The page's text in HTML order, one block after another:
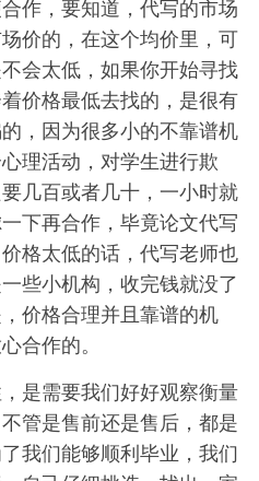
作，要知道，代写的市场
价的，在这个均价里，可
会太低，如果你开始寻找
价格最低去找的，是很有
，因为很多小的不靠谱机
理活动，对学生进行欺
几百或者几十，一小时就
下再合作，毕竟论文代写
格太低的话，代写老师也
些小机构，收完钱就没了
价格合理并且靠谱的机
合作的。
是需要我们好好观察衡量
管是售前还是售后，都是
我们能够顺利毕业，我们